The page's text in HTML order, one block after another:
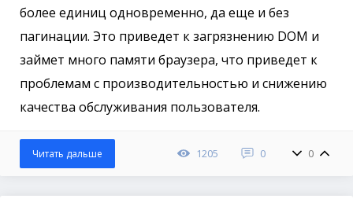
более единиц одновременно, да еще и без
пагинации. Это приведет к загрязнению DOM и
займет много памяти браузера, что приведет к
проблемам с производительностью и снижению
качества обслуживания пользователя.
1205 0 0
Читать дальше